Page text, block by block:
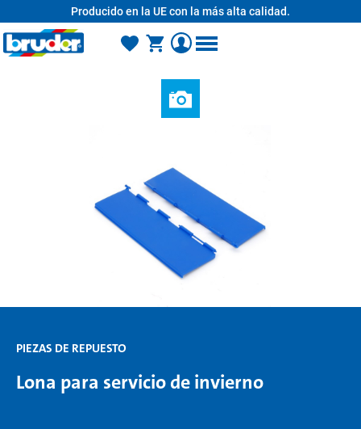
Producido en la UE con la más alta calidad.
PIEZAS DE REPUESTO
Lona para servicio de invierno